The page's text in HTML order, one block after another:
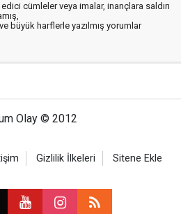
cümleler veya imalar, inançlara saldırı
büyük harflerle yazılmış yorumlar
Olay © 2012
Gizlilik İlkeleri Sitene Ekle